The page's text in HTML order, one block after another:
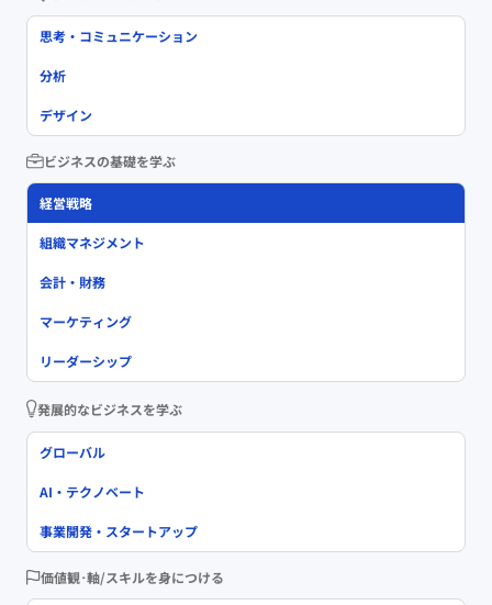
思考・コミュニケーション
分析
デザイン
ビジネスの基礎を学ぶ
経営戦略
組織マネジメント
会計・財務
マーケティング
リーダーシップ
発展的なビジネスを学ぶ
グローバル
AI・テクノベート
事業開発・スタートアップ
価値観･軸/スキルを身につける